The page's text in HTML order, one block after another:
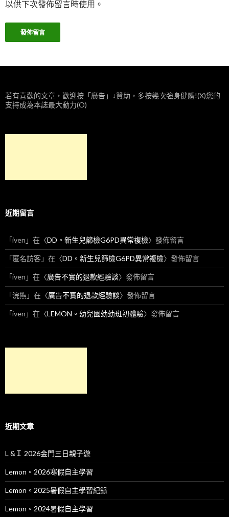
以供下次發佈留言時使用。
若有喜歡的文章，歡迎按「廣告」↓贊助，多按幾次強身健體!(X)您的
支持成為本誌最大動力(O)
近期留言
「iven 」在〈DD。新生兒篩檢G6PD異常複檢〉發佈留言
「匿名訪客」在〈DD。新生兒篩檢G6PD異常複檢〉發佈留言
「iven 」在〈廣告不實的退款經驗談〉發佈留言
「浣熊 」在〈廣告不實的退款經驗談〉發佈留言
「iven 」在〈LEMON。幼兒園幼幼班初體驗〉發佈留言
近期文章
L &Ｉ 2026金門三日親子遊
Lemon。2026寒假自主學習
Lemon。2025暑假自主學習紀錄
Lemon。2024暑假自主學習